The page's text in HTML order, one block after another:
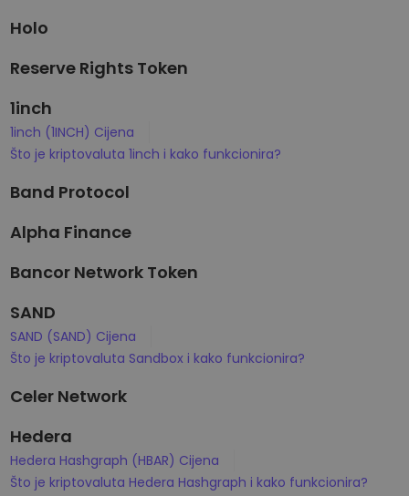
Holo
Reserve Rights Token
1inch
1inch (1INCH) Cijena
Što je kriptovaluta 1inch i kako funkcionira?
Band Protocol
Alpha Finance
Bancor Network Token
SAND
SAND (SAND) Cijena
Što je kriptovaluta Sandbox i kako funkcionira?
Celer Network
Hedera
Hedera Hashgraph (HBAR) Cijena
Što je kriptovaluta Hedera Hashgraph i kako funkcionira?